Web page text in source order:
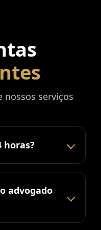
nossos serviços
horas?
advogado